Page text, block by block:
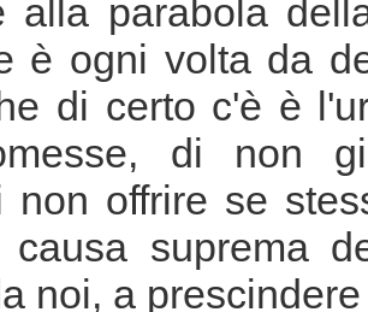
alla parabola
è ogni volta da
di certo c'è è
di non
non offrire se
causa suprema
noi, a